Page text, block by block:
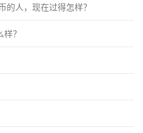
的人，现在过得怎样？
？